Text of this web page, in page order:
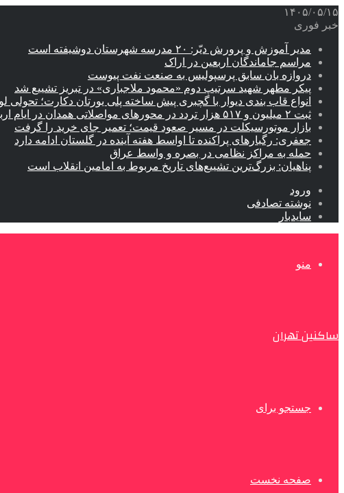
۱۴۰۵/۰۵/۱۵
خبر فوری
مدیر آموزش و پرورش دیّر: ۲۰ مدرسه شهرستان دوشیفته است
مراسم جاماندگان اربعین در اراک
دروازه بان سابق پرسپولیس به صنعت نفت پیوست
پیکر مطهر شهید سرتیپ دوم «محمود ملاجباری» در تبریز تشییع شد
انواع قاب بندی دیوار با گچبری پیش ساخته پلی یورتان دکارت؛
ثبت ۲ میلیون و ۵۱۷ هزار تردد در محورهای مواصلاتی همدان در ایام اربعین
بازار موتورسیکلت در مسیر صعود قیمت؛ تعمیر جای خرید را گرفت
جعفری: رگبارهای پراکنده تا اواسط هفته آینده در گلستان ادامه دارد
حمله به مراکز نظامی در بصره و واسط عراق
پناهیان: بزرگ‌ترین تشییع‌های تاریخ مربوط به امامین انقلاب است
ورود
نوشته تصادفی
سایدبار
منو
ساکنین تهران
جستجو برای
صفحه نخست